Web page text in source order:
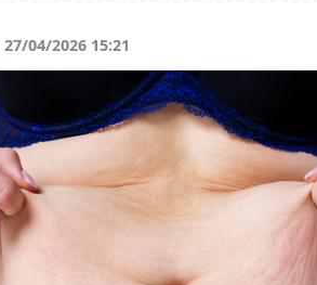
27/04/2026 15:21